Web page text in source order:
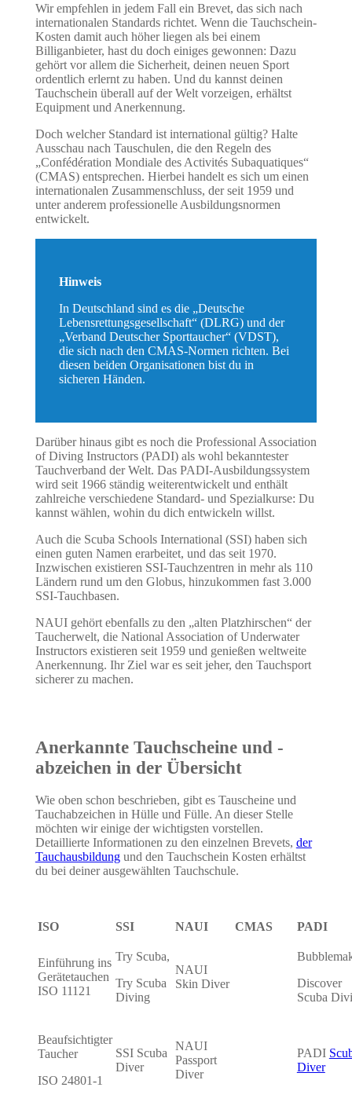
Wir empfehlen in jedem Fall ein Brevet, das sich nach
internationalen Standards richtet. Wenn die Tauchschein-
Kosten damit auch höher liegen als bei einem
Billiganbieter, hast du doch einiges gewonnen: Dazu
gehört vor allem die Sicherheit, deinen neuen Sport
ordentlich erlernt zu haben. Und du kannst deinen
Tauchschein überall auf der Welt vorzeigen, erhältst
Equipment und Anerkennung.
Doch welcher Standard ist international gültig? Halte
Ausschau nach Tauschulen, die den Regeln des
„Confédération Mondiale des Activités Subaquatiques“
(CMAS) entsprechen. Hierbei handelt es sich um einen
internationalen Zusammenschluss, der seit 1959 und
unter anderem professionelle Ausbildungsnormen
entwickelt.
Hinweis
In Deutschland sind es die „Deutsche
Lebensrettungsgesellschaft“ (DLRG) und der
„Verband Deutscher Sporttaucher“ (VDST),
die sich nach den CMAS-Normen richten. Bei
diesen beiden Organisationen bist du in
sicheren Händen.
Darüber hinaus gibt es noch die Professional Association
of Diving Instructors (PADI) als wohl bekanntester
Tauchverband der Welt. Das PADI-Ausbildungssystem
wird seit 1966 ständig weiterentwickelt und enthält
zahlreiche verschiedene Standard- und Spezialkurse: Du
kannst wählen, wohin du dich entwickeln willst.
Auch die Scuba Schools International (SSI) haben sich
einen guten Namen erarbeitet, und das seit 1970.
Inzwischen existieren SSI-Tauchzentren in mehr als 110
Ländern rund um den Globus, hinzukommen fast 3.000
SSI-Tauchbasen.
NAUI gehört ebenfalls zu den „alten Platzhirschen“ der
Taucherwelt, die National Association of Underwater
Instructors existieren seit 1959 und genießen weltweite
Anerkennung. Ihr Ziel war es seit jeher, den Tauchsport
sicherer zu machen.
Anerkannte Tauchscheine und -
abzeichen in der Übersicht
Wie oben schon beschrieben, gibt es Tauscheine und
Tauchabzeichen in Hülle und Fülle. An dieser Stelle
möchten wir einige der wichtigsten vorstellen.
Detaillierte Informationen zu den einzelnen Brevets, der
Tauchausbildungund den Tauchschein Kosten erhältst
du bei deiner ausgewählten Tauchschule.
ISO SSI NAUI CMAS PADI
Einführung ins
Gerätetauchen
ISO 11121
Try Scuba,
Try Scuba
Diving
NAUI
Skin Diver
Discover
Scuba
Beaufsichtigter
Taucher
ISO 24801-1
SSI Scuba
Diver
NAUI
Passport
Diver
PADI
Diver